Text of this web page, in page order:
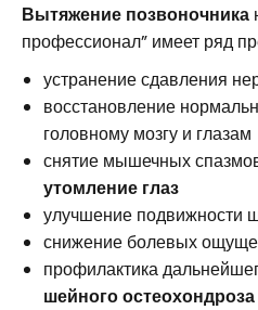
Вытяжение позвоночника
профессионал” имеет ряд
устранение сдавления
восстановление
головному мозгу и глазам
снятие мышечных
утомление глаз
улучшение подвижности
снижение болевых
профилактика
шейного остеохондроза